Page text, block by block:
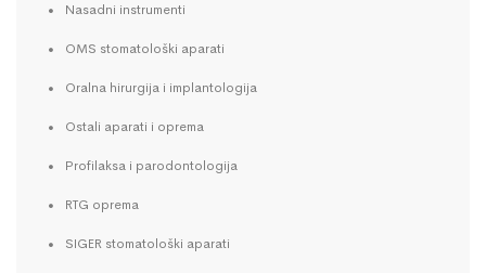
Nasadni instrumenti
OMS stomatološki aparati
Oralna hirurgija i implantologija
Ostali aparati i oprema
Profilaksa i parodontologija
RTG oprema
SIGER stomatološki aparati